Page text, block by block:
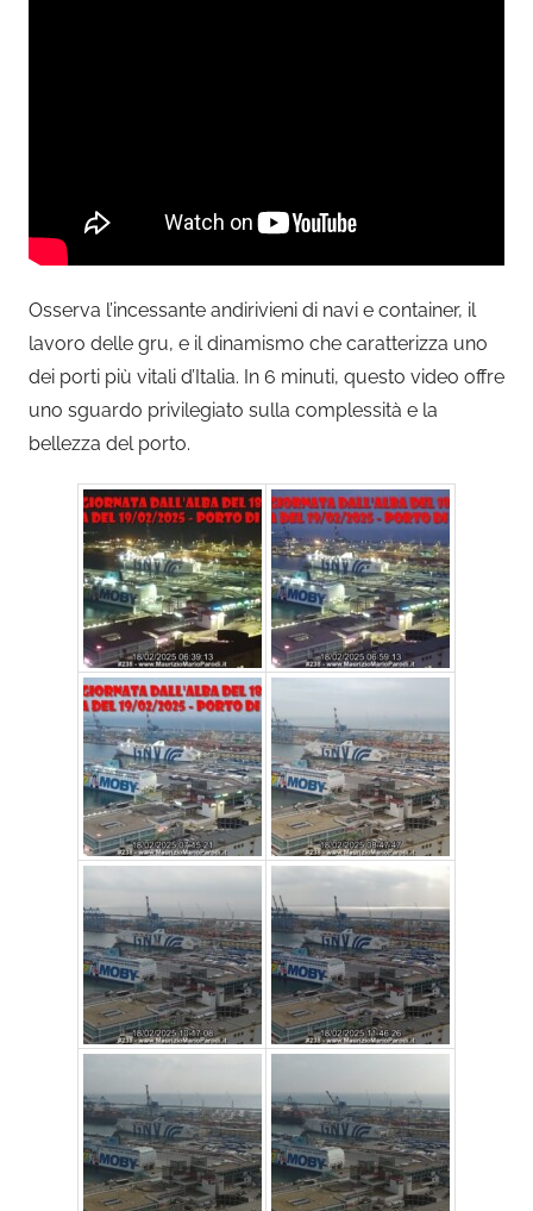
Osserva l’incessante andirivieni di navi e container, il
lavoro delle gru, e il dinamismo che caratterizza uno
dei porti più vitali d’Italia. In 6 minuti, questo video offre
uno sguardo privilegiato sulla complessità e la
bellezza del porto.